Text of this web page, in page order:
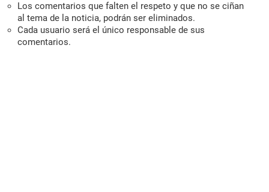
Los comentarios que falten el respeto y que no se ciñan
al tema de la noticia, podrán ser eliminados.
Cada usuario será el único responsable de sus
comentarios.